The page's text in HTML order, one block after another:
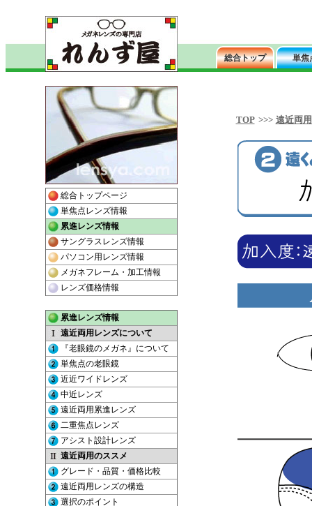
TOP >>> 遠近両